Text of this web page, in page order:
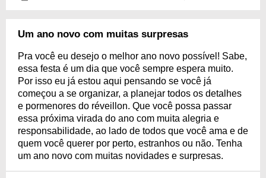
Um ano novo com muitas surpresas
Pra você eu desejo o melhor ano novo possível! Sabe,
essa festa é um dia que você sempre espera muito.
Por isso eu já estou aqui pensando se você já
começou a se organizar, a planejar todos os detalhes
e pormenores do réveillon. Que você possa passar
essa próxima virada do ano com muita alegria e
responsabilidade, ao lado de todos que você ama e de
quem você querer por perto, estranhos ou não. Tenha
um ano novo com muitas novidades e surpresas.